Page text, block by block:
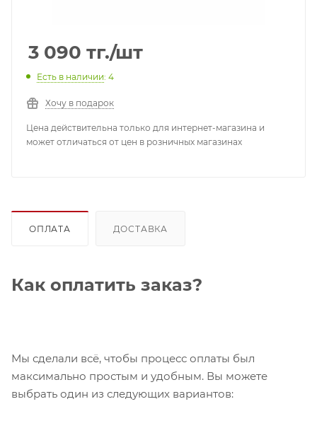
3 090 тг./шт
Есть в наличии: 4
Хочу в подарок
Цена действительна только для интернет-магазина и
может отличаться от цен в розничных магазинах
ОПЛАТА ДОСТАВКА
Как оплатить заказ?
Мы сделали всё, чтобы процесс оплаты был
максимально простым и удобным. Вы можете
выбрать один из следующих вариантов: